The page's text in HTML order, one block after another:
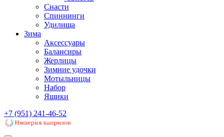
Снасти
Спиннинги
Удилища
Зима
Аксессуары
Балансиры
Жерлицы
Зимние удочки
Мотыльницы
Набор
Ящики
+7 (951) 241-46-52